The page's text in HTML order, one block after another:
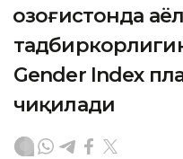
Қозоғистонда
Gender Index
чиқилади